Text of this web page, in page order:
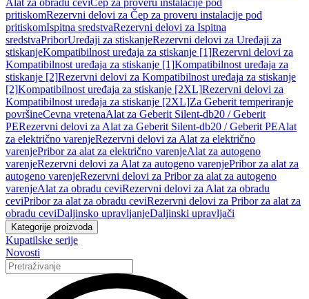
Alat za obradu ceviČep za proveru instalacije pod
pritiskomRezervni delovi za Čep za proveru instalacije pod
pritiskomIspitna sredstvaRezervni delovi za Ispitna
sredstvaPriborUređaji za stiskanjeRezervni delovi za Uređaji za
stiskanjeKompatibilnost uređaja za stiskanje [1]Rezervni delovi za
Kompatibilnost uređaja za stiskanje [1]Kompatibilnost uređaja za
stiskanje [2]Rezervni delovi za Kompatibilnost uređaja za stiskanje
[2]Kompatibilnost uređaja za stiskanje [2XL]Rezervni delovi za
Kompatibilnost uređaja za stiskanje [2XL]Za Geberit temperiranje
površineCevna vretenaAlat za Geberit Silent-db20 / Geberit
PERezervni delovi za Alat za Geberit Silent-db20 / Geberit PEAlat
za električno varenjeRezervni delovi za Alat za električno
varenjePribor za alat za električno varenjeAlat za autogeno
varenjeRezervni delovi za Alat za autogeno varenjePribor za alat za
autogeno varenjeRezervni delovi za Pribor za alat za autogeno
varenjeAlat za obradu ceviRezervni delovi za Alat za obradu
ceviPribor za alat za obradu ceviRezervni delovi za Pribor za alat za
obradu ceviDaljinsko upravljanjeDaljinski upravljači
Kategorije proizvoda
Kupatilske serije
Novosti